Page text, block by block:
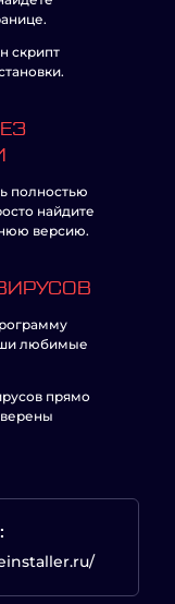
скрипт
полностью
найдите
версию.
любимые
прямо